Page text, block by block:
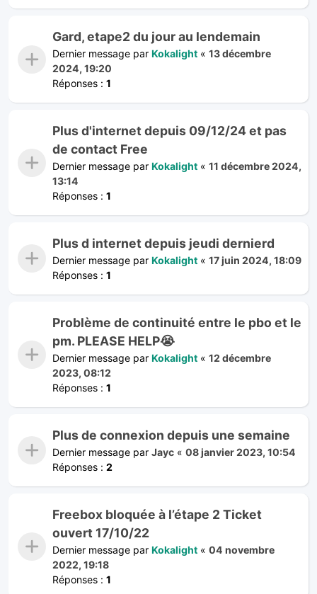
Gard, etape2 du jour au lendemain
Dernier message par Kokalight « 13 décembre
2024, 19:20
Réponses : 1
Plus d'internet depuis 09/12/24 et pas
de contact Free
Dernier message par Kokalight « 11 décembre 2024,
13:14
Réponses : 1
Plus d internet depuis jeudi dernierd
Dernier message par Kokalight « 17 juin 2024, 18:09
Réponses : 1
Problème de continuité entre le pbo et le
pm. PLEASE HELP😭
Dernier message par Kokalight « 12 décembre
2023, 08:12
Réponses : 1
Plus de connexion depuis une semaine
Dernier message par Jayc « 08 janvier 2023, 10:54
Réponses : 2
Freebox bloquée à l’étape 2 Ticket
ouvert 17/10/22
Dernier message par Kokalight « 04 novembre
2022, 19:18
Réponses : 1